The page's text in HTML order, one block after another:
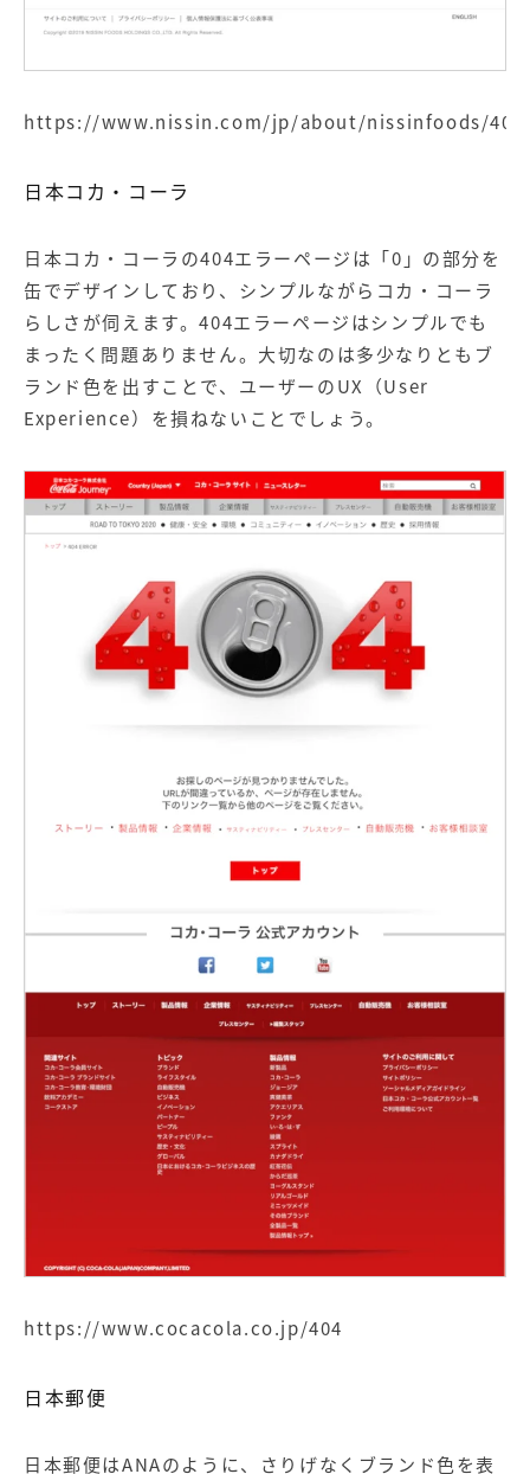
https://www.nissin.com/jp/about/nissinfoods/404
日本コカ・コーラ
日本コカ・コーラの404エラーページは「0」の部分を
缶でデザインしており、シンプルながらコカ・コーラ
らしさが伺えます。404エラーページはシンプルでも
まったく問題ありません。大切なのは多少なりともブ
ランド色を出すことで、ユーザーのUX（User
Experience）を損ねないことでしょう。
https://www.cocacola.co.jp/404
日本郵便
日本郵便はANAのように、さりげなくブランド色を表